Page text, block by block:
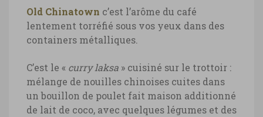
Old Chinatown c’est l’arôme du café
lentement torréfié sous vos yeux dans des
containers métalliques.
C’est le « curry laksa » cuisiné sur le trottoir :
mélange de nouilles chinoises cuites dans
un bouillon de poulet fait maison additionné
de lait de coco, avec quelques légumes et des